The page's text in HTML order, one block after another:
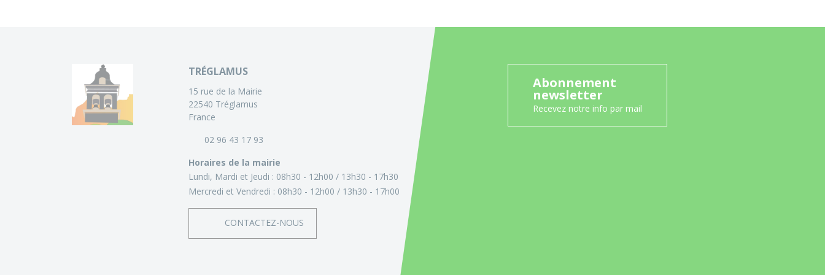
TRÉGLAMUS
15 rue de la Mairie
22540 Tréglamus
France
02 96 43 17 93
Horaires de la mairie
Lundi, Mardi et Jeudi : 08h30 - 12h00
13h30 - 17h30
Mercredi et Vendredi : 08h30 - 12h00 13h30 - 17h00
CONTACTEZ-NOUS
Abonnement
newsletter
Recevez notre info par mail